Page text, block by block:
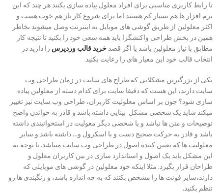
تا رابط کاربری مناسبی برای افراد معلول پیاده سازی بکنند هر چند که این
نرم افزار ها هم بسیار کم هستند اما برای شروع کار باز هم خوب هست و
اکثر معلولین از طریق گوشی های موبایل به اینترنت وصل میشوند بخاطر
همین در بخش طراحی واکنشگرا باید همه سعی خود را بکنید تا نتیجه کار
مطابق با نیاز معلولین باشد یا اگر قصد خرید قالب وردپرس را دارید در
انتخاب قالب خود این معیار های را رعایت بکنید
یکی از بزرگترین مشکلاتی که طراح های سایت در زمان طراحی وب
سایت دارند، این هست که دقیقا سایت برای کدام دسته از معلولین پیاده
سازی شود؟ چون بر اساس معلولیت کاربران، طراحی وب سایت نیز تغییر
میکند شاید یک شخصی مشکل بینایی داشته باشد و قادر به خواندن واضح
توضیحات و متن ها نباشد و یا شخصی دیگر معولیت در استخوانبندی داشته
باشد و قادر به حرکت صحیح دست و یا اسکرول و… داشته باشد و سایر
معلولیت ها که تعیین کننده اصول در طراحی وب سایت میباشد. با توجه به
این مشکل باید یک اصول و استاندارد سازی در بین کاربران معلول و
طراحان قرار بگیرد. مثلا اینکه خود معلولین در گوشی های موبایلی که
دارند،سایز فونت ها را مشخص بکنند که به چه اندازه باشد، و رنگبندی ها رو
تنظم بکنید.